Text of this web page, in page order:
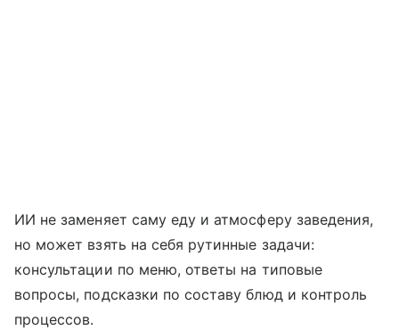
ИИ не заменяет саму еду и атмосферу заведения,
но может взять на себя рутинные задачи:
консультации по меню, ответы на типовые
вопросы, подсказки по составу блюд и контроль
процессов.